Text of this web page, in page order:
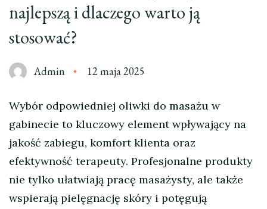
najlepszą i dlaczego warto ją
stosować?
Admin 12 maja 2025
Wybór odpowiedniej oliwki do masażu w
gabinecie to kluczowy element wpływający na
jakość zabiegu, komfort klienta oraz
efektywność terapeuty. Profesjonalne produkty
nie tylko ułatwiają pracę masażysty, ale także
wspierają pielęgnację skóry i potęgują